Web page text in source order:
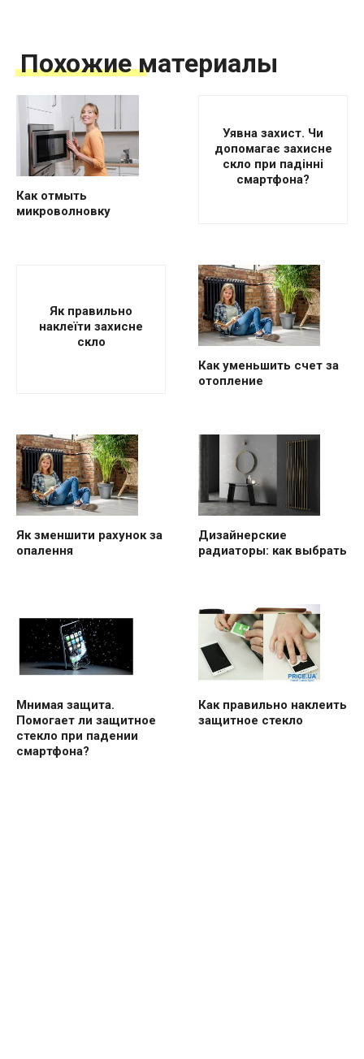
Похожие материалы
Как отмыть
микроволновку
Уявна захист. Чи
допомагає захисне
скло при падінні
смартфона?
Як правильно
наклеїти захисне
скло
Как уменьшить счет за
отопление
Як зменшити рахунок за
опалення
Дизайнерские
радиаторы: как выбрать
Мнимая защита.
Помогает ли защитное
стекло при падении
смартфона?
Как правильно наклеить
защитное стекло